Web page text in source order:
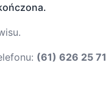
(61) 626 25 71